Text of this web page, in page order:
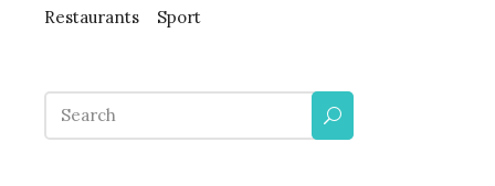
Restaurants
Sport
Search
for: